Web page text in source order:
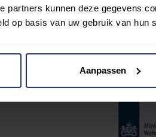
partners kunnen deze gegevens
op basis van uw gebruik van hun
Aanpassen